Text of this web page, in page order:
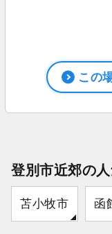
この
登別市近郊の
苫小牧市 函